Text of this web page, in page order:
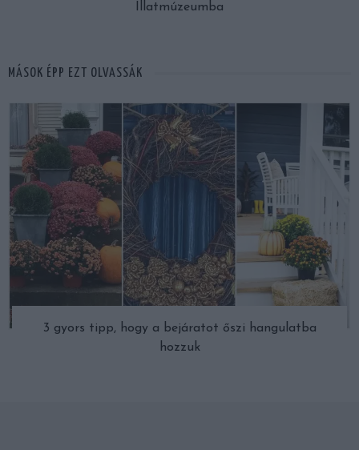
Illatmúzeumba
MÁSOK ÉPP EZT OLVASSÁK
3 gyors tipp, hogy a bejáratot őszi hangulatba
hozzuk